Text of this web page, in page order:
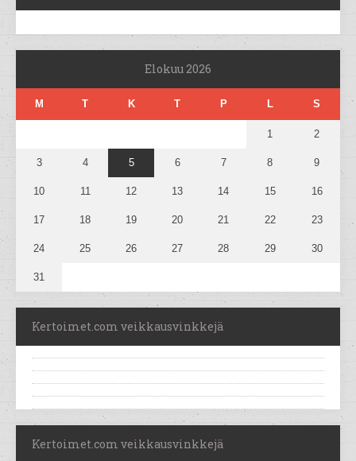
Elokuu 2026
M T K T P L S
1 2
3 4 5 6 7 8 9
10 11 12 13 14 15 16
17 18 19 20 21 22 23
24 25 26 27 28 29 30
31
Kertoimet.com veikkausvinkkejä
Kertoimet.com veikkausvinkkejä